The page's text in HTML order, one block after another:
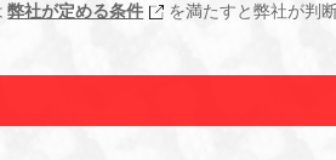
弊社が定める条件
を満たすと弊社が判